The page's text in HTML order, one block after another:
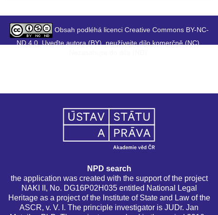
Obsah podléhá licenci Creative Commons BY-NC-
ND 4.0. Uveďte autora (BY), neužívejte dílo komerčně (NC),
NPD search
the application was created with the support of the project
NAKI II, No. DG16P02H035 entitled National Legal
Heritage as a project of the Institute of State and Law of the
ASCR, v. V. I. The principle investigator is JUDr. Jan